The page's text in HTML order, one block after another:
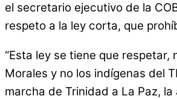
el secretario ejecutivo de la
respeto a la ley corta, que
“Esta ley se tiene que
Morales y no los indígenas del
marcha de Trinidad a La Paz,